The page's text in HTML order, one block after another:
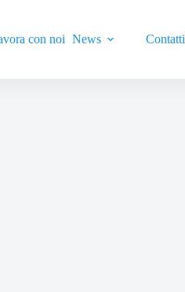
con noi News Contatti